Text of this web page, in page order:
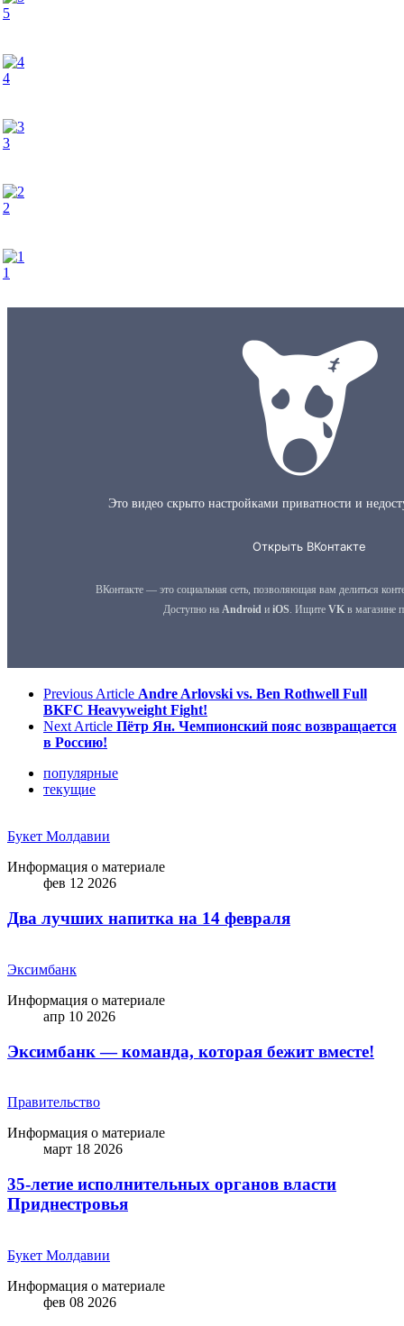
5
4
3
2
1
Previous Article Andre Arlovski vs. Ben Rothwell Full
BKFC Heavyweight Fight!
Next Article Пётр Ян. Чемпионский пояс возвращается
в Россию!
популярные
текущие
Букет Молдавии
Информация о материале
фев 12 2026
Два лучших напитка на 14 февраля
Эксимбанк
Информация о материале
апр 10 2026
Эксимбанк — команда, которая бежит вместе!
Правительство
Информация о материале
март 18 2026
35-летие исполнительных органов власти
Приднестровья
Букет Молдавии
Информация о материале
фев 08 2026